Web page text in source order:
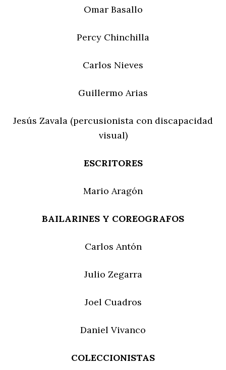
Omar Basallo
Percy Chinchilla
Carlos Nieves
Guillermo Arias
Jesús Zavala (percusionista con discapacidad
visual)
ESCRITORES
Mario Aragón
BAILARINES Y COREOGRAFOS
Carlos Antón
Julio Zegarra
Joel Cuadros
Daniel Vivanco
COLECCIONISTAS